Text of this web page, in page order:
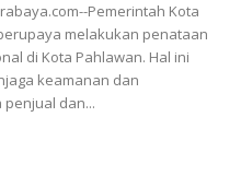
Pemerintah Kota
melakukan penataan
di Kota Pahlawan. Hal ini
keamanan dan
dan...